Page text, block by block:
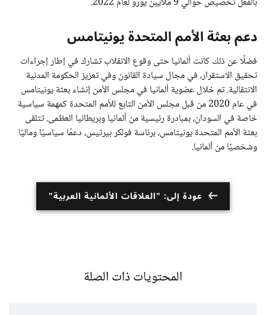
دعم بعثة الأمم المتحدة يونيتامس
فضلًا عن ذلك كانت ألمانيا حتى وقوع الانقلاب تشارك في إطار إجراءات
تحقيق الاستقرار، في مجال سيادة القانون وفي تعزيز الحكومة المدنية
الانتقالية. تم خلال عضوية ألمانيا في مجلس الأمن إنشاء بعثة يونيتامس
في عام 2020 من قبل مجلس الأمن التابع للأمم المتحدة كمهمة سياسية
خاصة في السودان، بمبادرة رئيسية من ألمانيا وبريطانيا العظمى. تتلقى
بعثة الأمم المتحدة يونيتامس، برئاسة فولكر بيرتيس، دعمًا سياسيًا وماليًا
وشخصيًا من ألمانيا.
عودة إلى: "العلاقات الألمانية العربية"
المحتويات ذات الصلة